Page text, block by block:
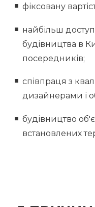
фіксовану
найбільш
будівництва в
посередників;
співпраця з
дизайнерами і
будівництво
встановлених